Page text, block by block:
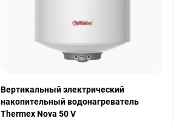
Вертикальный электрический
накопительный водонагреватель
Thermex Nova 50 V